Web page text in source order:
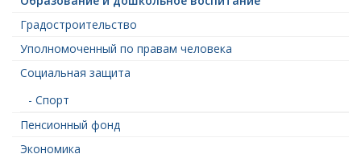
Градостроительство
Уполномоченный по правам человека
Социальная защита
- Спорт
Пенсионный фонд
Экономика